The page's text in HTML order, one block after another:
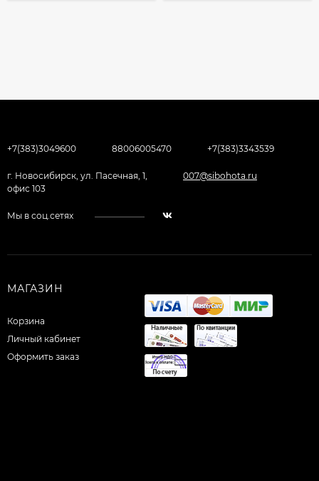
+7(383)3049600 88006005470 +7(383)3343539
г. Новосибирск, ул. Пасечная, 1,
офис 103
007@sibohota.ru
Мы в соц.сетях
МАГАЗИН
Корзина
Личный кабинет
Оформить заказ